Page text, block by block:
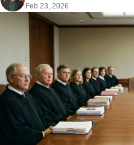
Feb 23, 2026